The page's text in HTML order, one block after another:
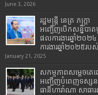
June 3, 2026
រដ្ឋមន្រ្តី​ នេត្រ​ ភក្ត្រា​
អញ្ជើញបើកសន្និបា
ផលការងារឆ្នាំ២០
ការងារឆ្នាំ២០២៥រ
January 21, 2025
សកម្មភាពសម្តេចត
អញ្ជើញបំពេញទស្សនកិច្
ធានីហាវ៉ាណា សាធា